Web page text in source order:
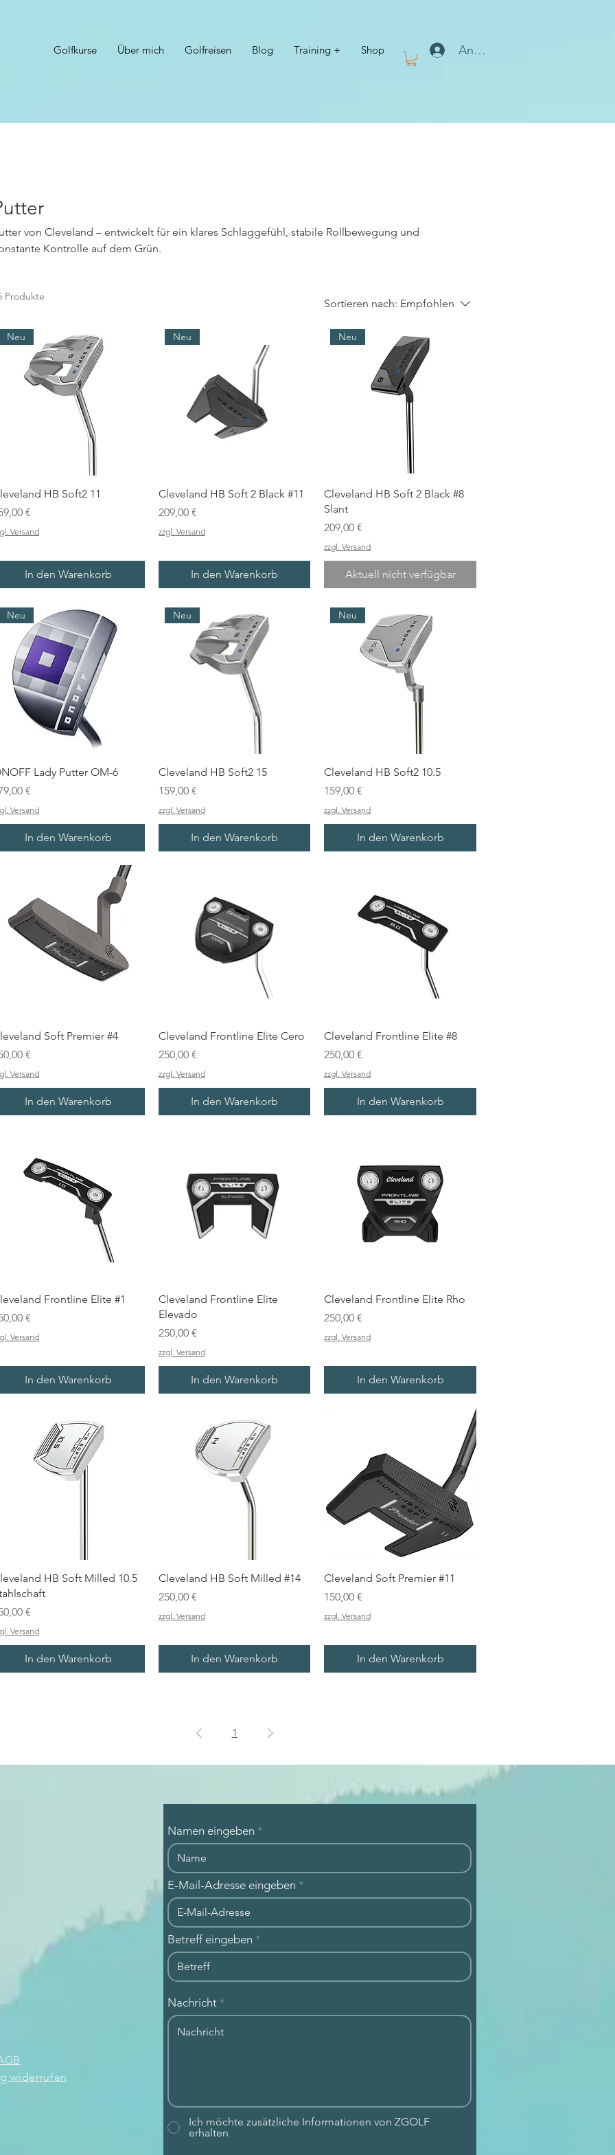
Golfkurse Über mich Golfreisen Blog Training +
Shop
Anmelden
von Cleveland – entwickelt für ein klares Schlaggefühl, stabile Rollbewegung und
Kontrolle auf dem Grün.
Produkte
Sortieren nach: Empfohlen
Neu
HB Soft2 11
€
Versand
In den Warenkorb
Neu
Cleveland HB Soft 2 Black #11
Preis
209,00 €
zzgl. Versand
In den Warenkorb
Neu
Cleveland HB Soft 2 Black #8
Slant
Preis
209,00 €
zzgl. Versand
Aktuell nicht verfügbar
Neu
Lady Putter OM-6
€
Versand
In den Warenkorb
Neu
Cleveland HB Soft2 15
Preis
159,00 €
zzgl. Versand
In den Warenkorb
Neu
Cleveland HB Soft2 10.5
Preis
159,00 €
zzgl. Versand
In den Warenkorb
Soft Premier #4
€
Versand
In den Warenkorb
Cleveland Frontline Elite Cero
Preis
250,00 €
zzgl. Versand
In den Warenkorb
Cleveland Frontline Elite #8
Preis
250,00 €
zzgl. Versand
In den Warenkorb
Frontline Elite #1
€
Versand
In den Warenkorb
Cleveland Frontline Elite
Elevado
Preis
250,00 €
zzgl. Versand
In den Warenkorb
Cleveland Frontline Elite Rho
Preis
250,00 €
zzgl. Versand
In den Warenkorb
HB Soft Milled 10.5
€
Versand
In den Warenkorb
Cleveland HB Soft Milled #14
Preis
250,00 €
zzgl. Versand
In den Warenkorb
Cleveland Soft Premier #11
Preis
150,00 €
zzgl. Versand
In den Warenkorb
1
widerrufen
Namen eingeben
E-Mail-Adresse eingeben
Betreff eingeben
Nachricht
Ich möchte zusätzliche Informationen von ZGOLF
erhalten